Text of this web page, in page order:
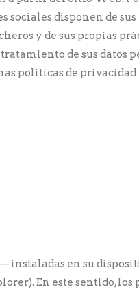
sociales disponen de
y de sus propias
de sus
políticas de privacidad
instaladas en su
En este sentido,